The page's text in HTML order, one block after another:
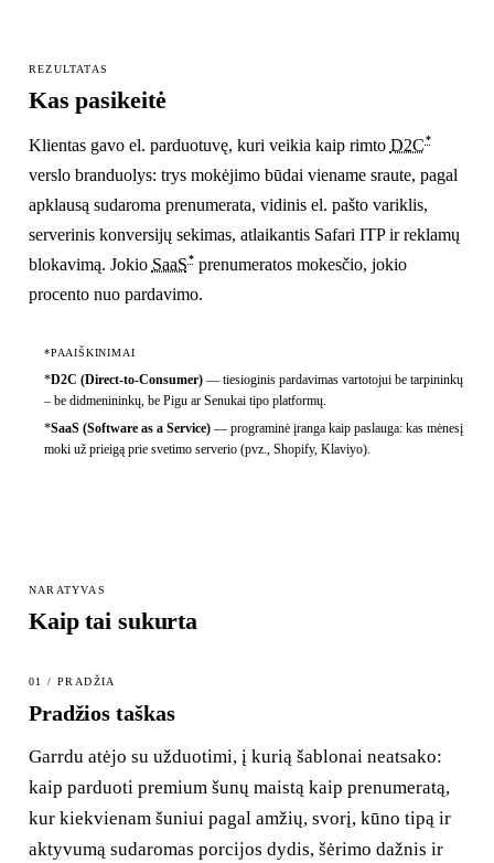
REZULTATAS
Kas pasikeitė
Klientas gavo el. parduotuvę, kuri veikia kaip rimto D2C*
verslo branduolys: trys mokėjimo būdai viename sraute, pagal
apklausą sudaroma prenumerata, vidinis el. pašto variklis,
serverinis konversijų sekimas, atlaikantis Safari ITP ir reklamų
blokavimą. Jokio SaaS*prenumeratos mokesčio, jokio
procento nuo pardavimo.
*PAAIŠKINIMAI
*D2C (Direct-to-Consumer)— tiesioginis pardavimas vartotojui be tarpininkų
– be didmenininkų, be Pigu ar Senukai tipo platformų.
*SaaS (Software as a Service)— programinė įranga kaip paslauga: kas mėnesį
moki už prieigą prie svetimo serverio (pvz., Shopify, Klaviyo).
NARATYVAS
Kaip tai sukurta
01 / PRADŽIA
Pradžios taškas
Garrdu atėjo su užduotimi, į kurią šablonai neatsako:
kaip parduoti premium šunų maistą kaip prenumeratą,
kur kiekvienam šuniui pagal amžių, svorį, kūno tipą ir
aktyvumą sudaromas porcijos dydis, šėrimo dažnis ir